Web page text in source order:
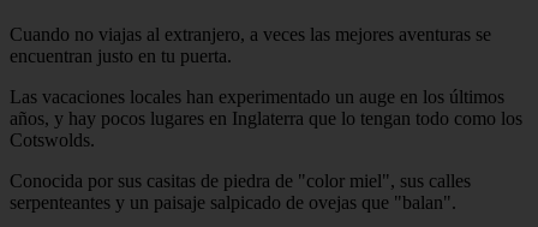
Cuando no viajas al extranjero, a veces las mejores aventuras se
encuentran justo en tu puerta.
Las vacaciones locales han experimentado un auge en los últimos
años, y hay pocos lugares en Inglaterra que lo tengan todo como los
Cotswolds.
Conocida por sus casitas de piedra de "color miel", sus calles
serpenteantes y un paisaje salpicado de ovejas que "balan".